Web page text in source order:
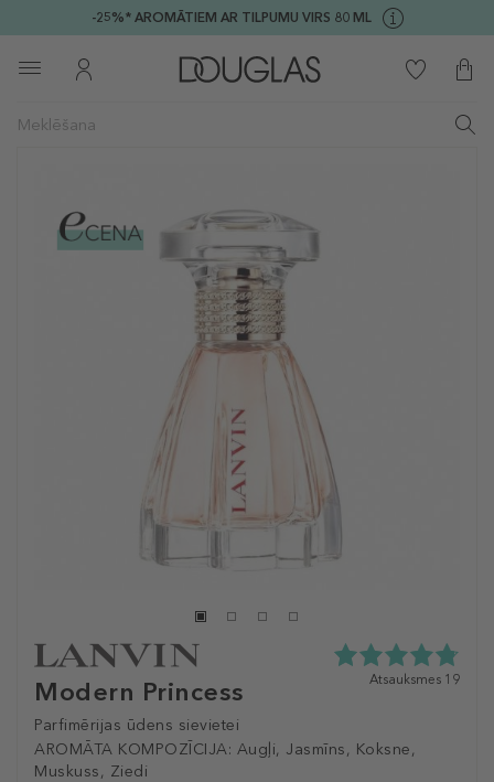
-25%* AROMĀTIEM AR TILPUMU VIRS 80 ML
Modern Princess
Parfimērijas ūdens sievietei
AROMĀTA KOMPOZĪCIJA: Augļi, Jasmīns, Koksne,
Muskuss, Ziedi
4.8
no
Atsauksmes 19